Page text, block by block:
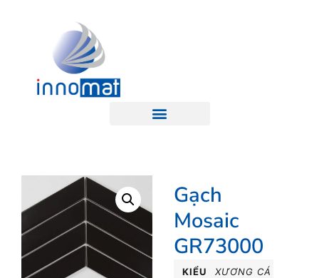
Gạch
Mosaic
GR73000
KIỂU
XƯƠNG CÁ